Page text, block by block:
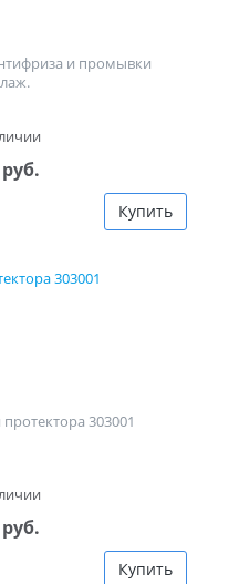
и промывки
Купить
303001
Купить